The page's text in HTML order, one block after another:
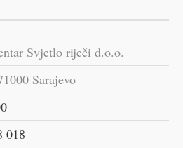
Svjetlo riječi d.o.o.
Sarajevo
018